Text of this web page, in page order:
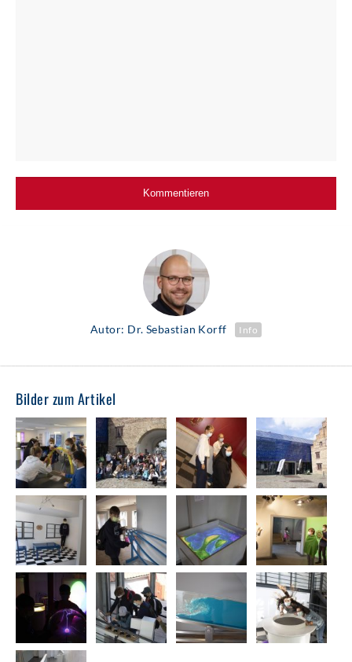
Autor: Dr. Sebastian Korff Info
Bilder zum Artikel